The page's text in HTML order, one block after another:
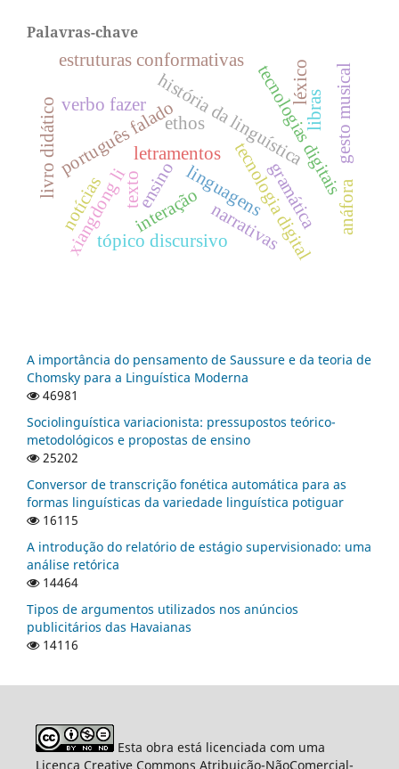
Palavras-chave
linguagens
letramentos
ensino tecnologia digital
gramática
história da linguística
português falado
texto tecnologias digitais
xiangdong li narrativas
interação
tópico discursivo
verbo fazer
anáfora
estruturas conformativas
livro didático gesto musical
ethos
léxico
libras
notícias
A importância do pensamento de Saussure e da teoria de
Chomsky para a Linguística Moderna
46981
Sociolinguística variacionista: pressupostos teórico-
metodológicos e propostas de ensino
25202
Conversor de transcrição fonética automática para as
formas linguísticas da variedade linguística potiguar
16115
A introdução do relatório de estágio supervisionado: uma
análise retórica
14464
Tipos de argumentos utilizados nos anúncios
publicitários das Havaianas
14116
Esta obra está licenciada com uma
Licença Creative Commons Atribuição-NãoComercial-